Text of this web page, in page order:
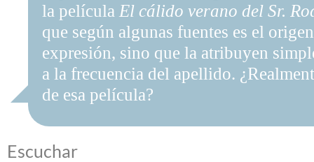
la película El cálido verano del Sr.
que según algunas fuentes es el
expresión, sino que la atribuyen
a la frecuencia del apellido.
de esa película?
Escuchar